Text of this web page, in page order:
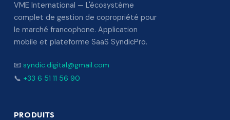
VME International — L'écosystème
complet de gestion de copropriété pour
le marché francophone. Application
mobile et plateforme SaaS SyndicPro.
📧 syndic.digital@gmail.com
📞 +33 6 51 11 56 90
PRODUITS